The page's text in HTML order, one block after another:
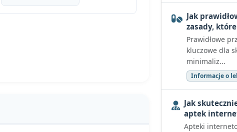
Jak
zasady,
Prawidłowe
kluczowe dla
minimaliz...
Informacje o
Jak
aptek
Apteki